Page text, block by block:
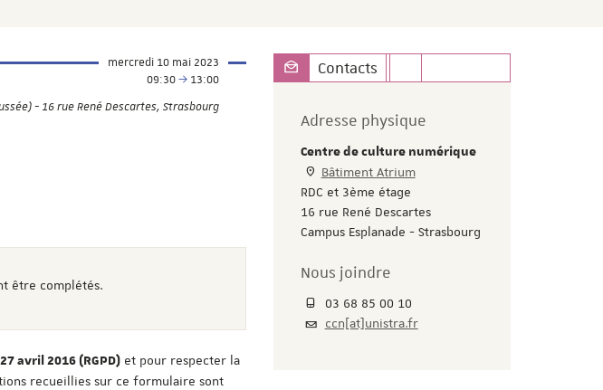
mercredi 10 mai 2023
09:30
13:00
- 16 rue René Descartes, Strasbourg
être complétés.
avril 2016 (RGPD) et pour respecter la
recueillies sur ce formulaire sont
Contacts
Adresse physique
Centre de culture numérique
Bâtiment Atrium
RDC et 3ème étage
16 rue René Descartes
Campus Esplanade - Strasbourg
Nous joindre
03 68 85 00 10
ccn[at]unistra.fr